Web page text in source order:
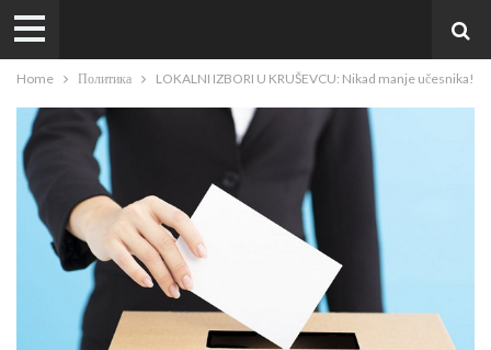
Home Политика LOKALNI IZBORI U KRUŠEVCU: Nikad manje učesnika!